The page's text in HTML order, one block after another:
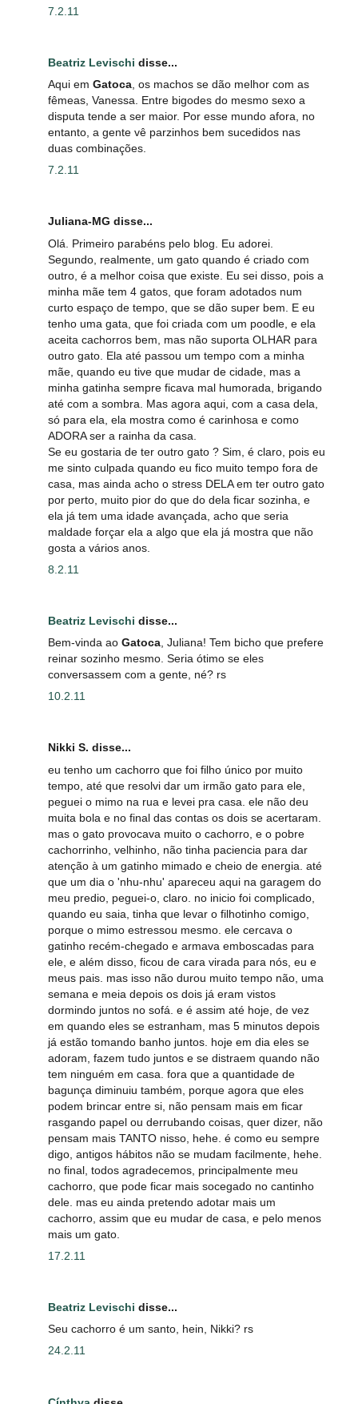
7.2.11
Beatriz Levischi disse...
Aqui em Gatoca , os machos se dão melhor com as
fêmeas, Vanessa. Entre bigodes do mesmo sexo a
disputa tende a ser maior. Por esse mundo afora, no
entanto, a gente vê parzinhos bem sucedidos nas
duas combinações.
7.2.11
Juliana-MG disse...
Olá. Primeiro parabéns pelo blog. Eu adorei.
Segundo, realmente, um gato quando é criado com
outro, é a melhor coisa que existe. Eu sei disso, pois a
minha mãe tem 4 gatos, que foram adotados num
curto espaço de tempo, que se dão super bem. E eu
tenho uma gata, que foi criada com um poodle, e ela
aceita cachorros bem, mas não suporta OLHAR para
outro gato. Ela até passou um tempo com a minha
mãe, quando eu tive que mudar de cidade, mas a
minha gatinha sempre ficava mal humorada, brigando
até com a sombra. Mas agora aqui, com a casa dela,
só para ela, ela mostra como é carinhosa e como
ADORA ser a rainha da casa.
Se eu gostaria de ter outro gato ? Sim, é claro, pois eu
me sinto culpada quando eu fico muito tempo fora de
casa, mas ainda acho o stress DELA em ter outro gato
por perto, muito pior do que do dela ficar sozinha, e
ela já tem uma idade avançada, acho que seria
maldade forçar ela a algo que ela já mostra que não
gosta a vários anos.
8.2.11
Beatriz Levischi disse...
Bem-vinda ao Gatoca , Juliana! Tem bicho que prefere
reinar sozinho mesmo. Seria ótimo se eles
conversassem com a gente, né? rs
10.2.11
Nikki S. disse...
eu tenho um cachorro que foi filho único por muito
tempo, até que resolvi dar um irmão gato para ele,
peguei o mimo na rua e levei pra casa. ele não deu
muita bola e no final das contas os dois se acertaram.
mas o gato provocava muito o cachorro, e o pobre
cachorrinho, velhinho, não tinha paciencia para dar
atenção à um gatinho mimado e cheio de energia. até
que um dia o 'nhu-nhu' apareceu aqui na garagem do
meu predio, peguei-o, claro. no inicio foi complicado,
quando eu saia, tinha que levar o filhotinho comigo,
porque o mimo estressou mesmo. ele cercava o
gatinho recém-chegado e armava emboscadas para
ele, e além disso, ficou de cara virada para nós, eu e
meus pais. mas isso não durou muito tempo não, uma
semana e meia depois os dois já eram vistos
dormindo juntos no sofá. e é assim até hoje, de vez
em quando eles se estranham, mas 5 minutos depois
já estão tomando banho juntos. hoje em dia eles se
adoram, fazem tudo juntos e se distraem quando não
tem ninguém em casa. fora que a quantidade de
bagunça diminuiu também, porque agora que eles
podem brincar entre si, não pensam mais em ficar
rasgando papel ou derrubando coisas, quer dizer, não
pensam mais TANTO nisso, hehe. é como eu sempre
digo, antigos hábitos não se mudam facilmente, hehe.
no final, todos agradecemos, principalmente meu
cachorro, que pode ficar mais socegado no cantinho
dele. mas eu ainda pretendo adotar mais um
cachorro, assim que eu mudar de casa, e pelo menos
mais um gato.
17.2.11
Beatriz Levischi disse...
Seu cachorro é um santo, hein, Nikki? rs
24.2.11